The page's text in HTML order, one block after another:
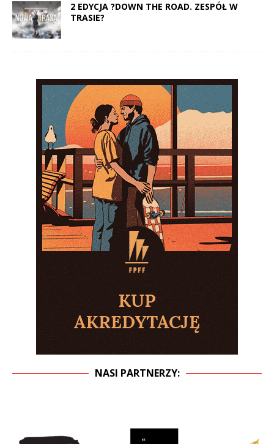
2 EDYCJA ?DOWN THE ROAD. ZESPÓŁ W
TRASIE?
NASI PARTNERZY: